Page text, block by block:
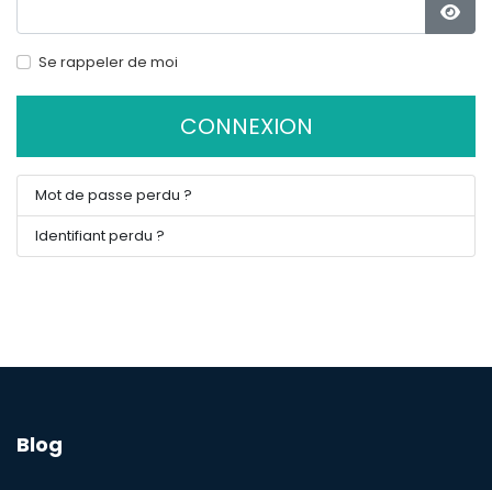
Se rappeler de moi
CONNEXION
Mot de passe perdu ?
Identifiant perdu ?
Blog